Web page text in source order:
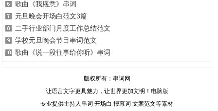
歌曲《我愿意》串词
元旦晚会开场白范文3篇
二手行业部门月度工作总结范文
学校元旦晚会节目串词范文
歌曲《说一段往事给你听》串词
版权所有：串词网
让语言文字更具魅力，让世界更加文明！ 电脑版
专业提供主持人串词 开场白 报幕词 文案范文等素材